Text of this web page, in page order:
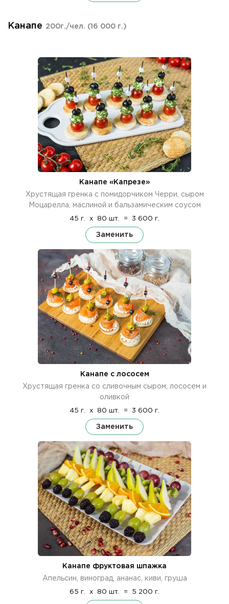
Канапе 200г./чел. (16 000 г.)
Канапе «Капрезе»
Хрустящая гренка с помидорчиком Черри, сыром
Моцарелла, маслиной и бальзамическим соусом
45 г. x 80 шт. = 3 600 г.
Заменить
Канапе с лососем
Хрустящая гренка со сливочным сыром, лососем и
оливкой
45 г. x 80 шт. = 3 600 г.
Заменить
Канапе фруктовая шпажка
Апельсин, виноград, ананас, киви, груша
65 г. x 80 шт. = 5 200 г.